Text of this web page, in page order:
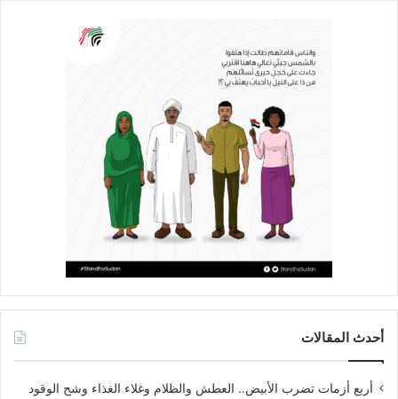
أحدث المقالات
أربع أزمات تضرب الأبيض.. العطش والظلام وغلاء الغذاء وشح الوقود